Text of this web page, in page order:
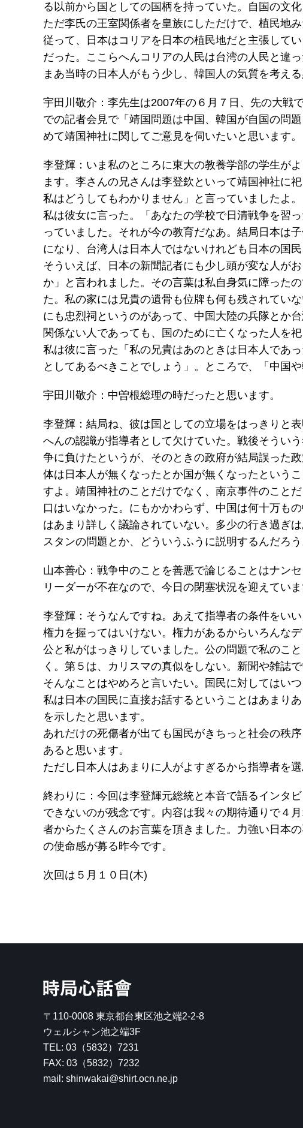
る以前から国としての国柄を持っていた。自国の文
ただ李氏の王室関係者を皇族にしただけで、植民地
従って、日本はコリアを日本の植民地だと主張して
だった。ここらへんコリアの人民は台湾の人民と違
まあ当時の日本人がもう少し、韓国人の気質を考え
宇田川敬介：李先生は2007年の６月７日、先の大戦
での記者会見で「靖国問題は中国、韓国が自国の問
めて靖国神社に関してご意見を伺いたいと思います。
李登輝：いま私のところに東大の教養学部の学生が
ます。李さんの兄さんは李登欽といって靖国神社に
私はどうしてもわかりません」と言っていましたよ。
私は彼女に言った。「あなたの学校で日清戦争を習
っていました。それが今の教育だなあ。結局日本は
になり、台湾人は日本人ではないけれども日本の国民
そういえば、日本の新聞記者にも少し頭が変な人が
か」と言われました。その言葉は私自身気に障った
た。私の家には兄貴の遺骨も位牌も何も残されてい
にも忠烈祠というのがあって、中国大陸の兵隊とか
関係ない人であっても、国のために亡くなった人を
私は彼に言った「私の兄貴はあのときは日本人であ
としてあるべきことでしょう」。ところで、「中国
宇田川敬介：中曽根総理の時だったと思います。
李登輝：結局ね、彼は国としての立場をはっきりと
へんの認識が指導者として欠けていた。戦後そうい
争に負けたというが、そのときの政府が結局誤った
体は日本人が無くなったとか国が無くなったという
すよ。靖国神社のことだけでなく、南京事件のこと
口はいなかった。にもかかわらず、中国は何十万も
はあまり詳しく議論されていない。多少の行き過ぎ
スタンの問題とか、どういうふうに説明するんだろ
山本善心：戦争中のことを善悪で論じることはナン
リーダーが不在なので、今日の閉塞状況を迎えてい
李登輝：そうなんですね。あえて指導者の条件をい
権力を握ってはいけない。権力があるからいろんな
公と私がはっきりしていました。公の問題で私のこ
く。第５は、カリスマの真似をしない。新聞や雑誌
そんなことはやめろと言いたい。国民に対してはい
私は日本の国民に直接お話するということはあまり
を示したと思います。
あれだけの死傷者が出ても国民がきちっと社会の秩
あると思います。
ただし日本人はあまりに人がよすぎるから指導者を
終わりに：今回は李登輝元総統と本音で語るインタ
できないのが残念です。内容は我々の期待通りで４
者からたくさんのお言葉を頂きました。力強い日本
の使命感が募る昨今です。
次回は５月１０日(木)
〒110-0008 東京都台東区池之端2-2-8
ウェルシャン池之端3F
TEL: 03（5832）7231
FAX: 03（5832）7232
mail: shinwakai@shirt.ocn.ne.jp